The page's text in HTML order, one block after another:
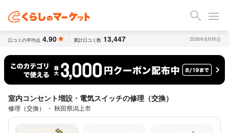
口コミの平均点 4.90 累計口コミ数 13,447 2026年8月時点
室内コンセント増設・電気スイッチの修理（交換）
修理（交換） ・ 秋田県潟上市